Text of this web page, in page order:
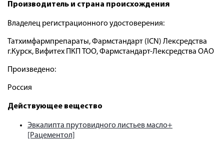
Производитель и страна происхождения
Владелец регистрационного удостоверения:
Татхимфармпрепараты, Фармстандарт (ICN) Лексредства
г.Курск, Вифитех ПКП ТОО, Фармстандарт-Лексредства ОАО
Произведено:
Россия
Действующее вещество
Эвкалипта прутовидного листьев масло+
[Рацементол]